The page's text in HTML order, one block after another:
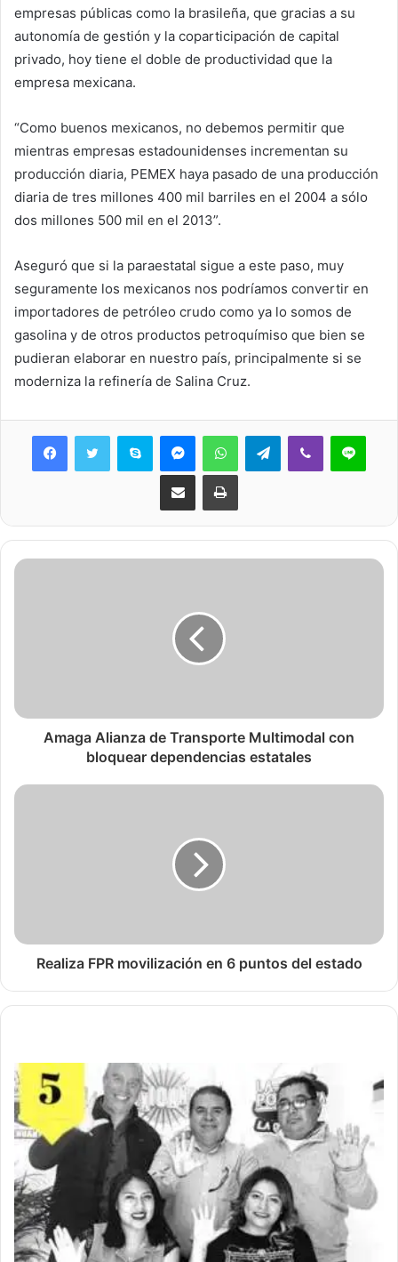
empresas públicas como la brasileña, que gracias a su
autonomía de gestión y la coparticipación de capital
privado, hoy tiene el doble de productividad que la
empresa mexicana.
“Como buenos mexicanos, no debemos permitir que
mientras empresas estadounidenses incrementan su
producción diaria, PEMEX haya pasado de una producción
diaria de tres millones 400 mil barriles en el 2004 a sólo
dos millones 500 mil en el 2013”.
Aseguró que si la paraestatal sigue a este paso, muy
seguramente los mexicanos nos podríamos convertir en
importadores de petróleo crudo como ya lo somos de
gasolina y de otros productos petroquímiso que bien se
pudieran elaborar en nuestro país, principalmente si se
moderniza la refinería de Salina Cruz.
Skype MessengerWhatsAppTelegramViber Line
Share via Email Print
Amaga Alianza de Transporte Multimodal con
bloquear dependencias estatales
Realiza FPR movilización en 6 puntos del estado